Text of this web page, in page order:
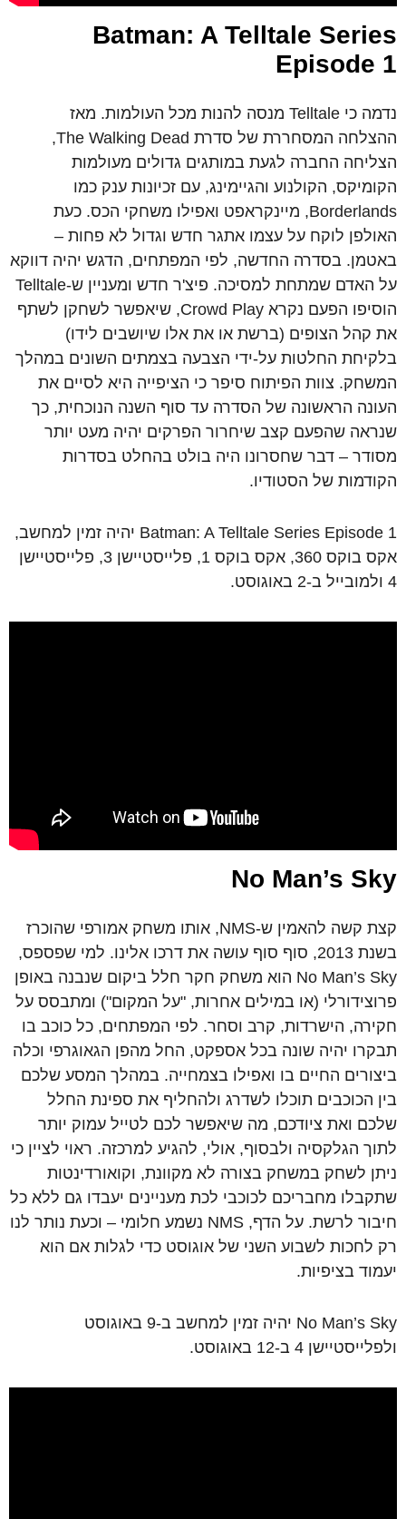
Batman: A Telltale Series
Episode 1
נדמה כי Telltale מנסה להנות מכל העולמות. מאז
ההצלחה המסחררת של סדרת The Walking Dead,
הצליחה החברה לגעת במותגים גדולים מעולמות
הקומיקס, הקולנוע והגיימינג, עם זכיונות ענק כמו
Borderlands, מיינקראפט ואפילו משחקי הכס. כעת
האולפן לוקח על עצמו אתגר חדש וגדול לא פחות –
באטמן. בסדרה החדשה, לפי המפתחים, הדגש יהיה דווקא
על האדם שמתחת למסיכה. פיצ'ר חדש ומעניין ש-Telltale
הוסיפו הפעם נקרא Crowd Play, שיאפשר לשחקן לשתף
את קהל הצופים (ברשת או את אלו שיושבים לידו)
בלקיחת החלטות על-ידי הצבעה בצמתים השונים במהלך
המשחק. צוות הפיתוח סיפר כי הציפייה היא לסיים את
העונה הראשונה של הסדרה עד סוף השנה הנוכחית, כך
שנראה שהפעם קצב שיחרור הפרקים יהיה מעט יותר
מסודר – דבר שחסרונו היה בולט בהחלט בסדרות
הקודמות של הסטודיו.
Batman: A Telltale Series Episode 1 יהיה זמין למחשב,
אקס בוקס 360, אקס בוקס 1, פלייסטיישן 3, פלייסטיישן
4 ולמובייל ב-2 באוגוסט.
No Man’s Sky
קצת קשה להאמין ש-NMS, אותו משחק אמורפי שהוכרז
בשנת 2013, סוף סוף עושה את דרכו אלינו. למי שפספס,
No Man’s Sky הוא משחק חקר חלל ביקום שנבנה באופן
פרוצידורלי (או במילים אחרות, "על המקום") ומתבסס על
חקירה, הישרדות, קרב וסחר. לפי המפתחים, כל כוכב בו
תבקרו יהיה שונה בכל אספקט, החל מהפן הגאוגרפי וכלה
ביצורים החיים בו ואפילו בצמחייה. במהלך המסע שלכם
בין הכוכבים תוכלו לשדרג ולהחליף את ספינת החלל
שלכם ואת ציודכם, מה שיאפשר לכם לטייל עמוק יותר
לתוך הגלקסיה ולבסוף, אולי, להגיע למרכזה. ראוי לציין כי
ניתן לשחק במשחק בצורה לא מקוונת, וקואורדינטות
שתקבלו מחבריכם לכוכבי לכת מעניינים יעבדו גם ללא כל
חיבור לרשת. על הדף, NMS נשמע חלומי – וכעת נותר לנו
רק לחכות לשבוע השני של אוגוסט כדי לגלות אם הוא
יעמוד בציפיות.
No Man’s Sky יהיה זמין למחשב ב-9 באוגוסט
ולפלייסטיישן 4 ב-12 באוגוסט.